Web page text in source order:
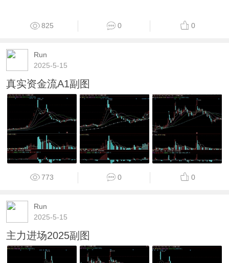
825 0 0
Run
2025-5-15
真实资金流A1副图
773 0 0
Run
2025-5-15
主力进场2025副图